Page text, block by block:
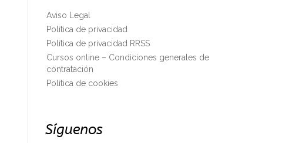
Aviso Legal
Política de privacidad
Política de privacidad RRSS
Cursos online – Condiciones generales de
contratación
Política de cookies
Síguenos